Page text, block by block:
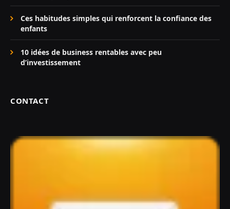
Ces habitudes simples qui renforcent la confiance des
enfants
10 idées de business rentables avec peu
d’investissement
CONTACT